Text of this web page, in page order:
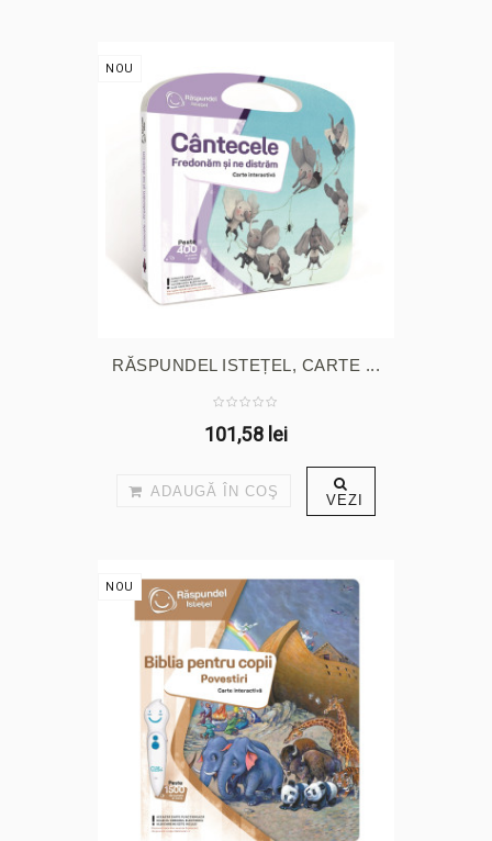
NOU
RĂSPUNDEL ISTEȚEL, CARTE ...
101,58 lei
ADAUGĂ ÎN COŞ VEZI
NOU